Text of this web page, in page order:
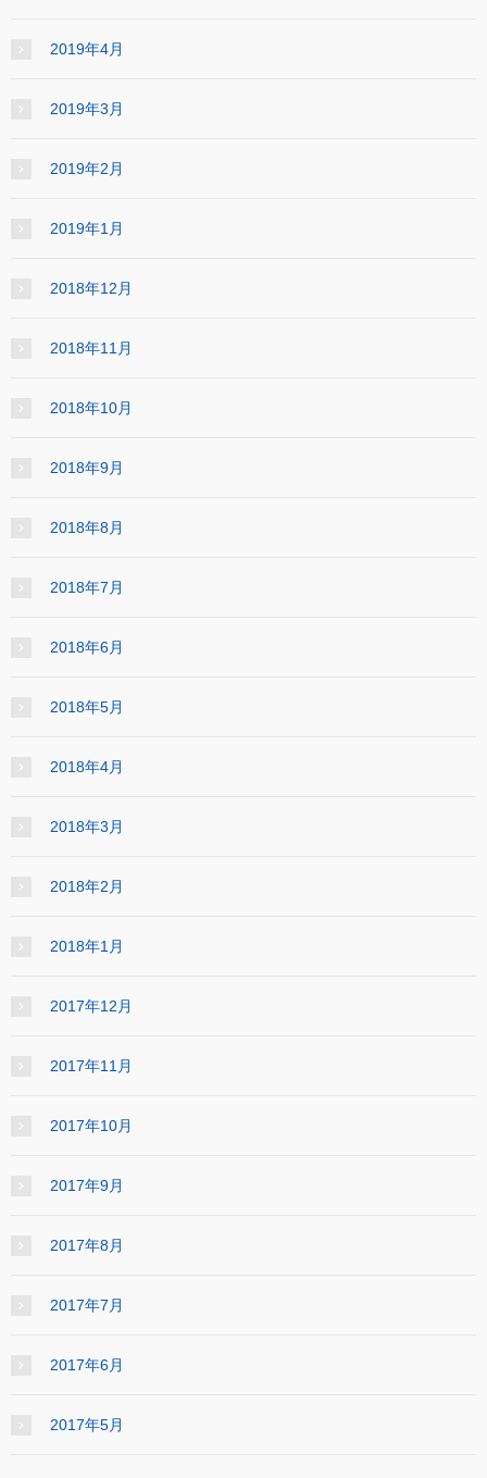
2019年4月
2019年3月
2019年2月
2019年1月
2018年12月
2018年11月
2018年10月
2018年9月
2018年8月
2018年7月
2018年6月
2018年5月
2018年4月
2018年3月
2018年2月
2018年1月
2017年12月
2017年11月
2017年10月
2017年9月
2017年8月
2017年7月
2017年6月
2017年5月